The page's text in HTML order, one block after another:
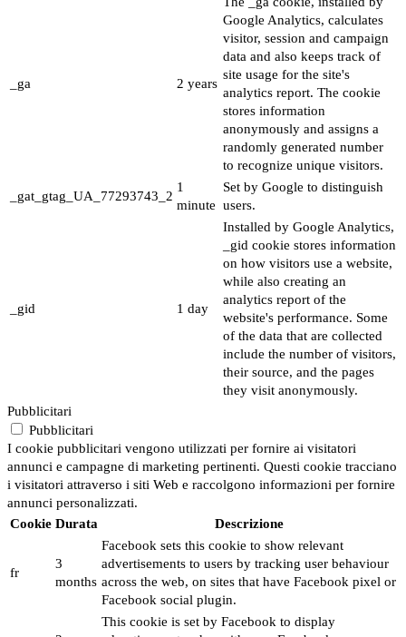
_ga 2 years
Google Analytics, calculates
visitor, session and campaign
data and also keeps track of
site usage for the site's
analytics report. The cookie
stores information
anonymously and assigns a
randomly generated number
to recognize unique visitors.
_gat_gtag_UA_77293743_2
1
minute
Set by Google to distinguish
users.
_gid 1 day
Installed by Google Analytics,
_gid cookie stores information
on how visitors use a website,
while also creating an
analytics report of the
website's performance. Some
of the data that are collected
include the number of visitors,
their source, and the pages
they visit anonymously.
Pubblicitari
Pubblicitari
I cookie pubblicitari vengono utilizzati per fornire ai visitatori
annunci e campagne di marketing pertinenti. Questi cookie tracciano
i visitatori attraverso i siti Web e raccolgono informazioni per fornire
annunci personalizzati.
Cookie Durata Descrizione
fr
3
months
Facebook sets this cookie to show relevant
advertisements to users by tracking user behaviour
across the web, on sites that have Facebook pixel or
Facebook social plugin.
This cookie is set by Facebook to display